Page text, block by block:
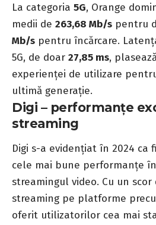
La categoria 5G, Orange
medii de 263,68 Mb/s pentru
Mb/s pentru încărcare.
5G, de doar 27,85 ms,
experienței de utilizare
ultimă generație.
Digi – performanțe
streaming
Digi s-a evidențiat în 2024 ca
cele mai bune performanțe
streamingul video. Cu un scor
streaming pe platforme
oferit utilizatorilor cea mai